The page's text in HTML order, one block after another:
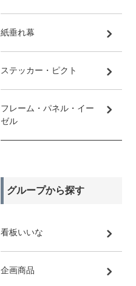
紙垂れ幕
ステッカー・ピクト
フレーム・パネル・イー
ゼル
グループから探す
看板いいな
企画商品